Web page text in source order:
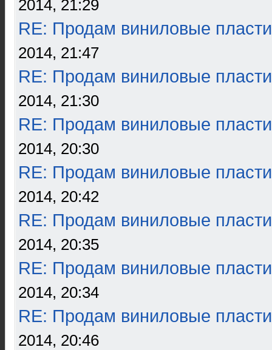
2014, 21:29
RE: Продам виниловые
2014, 21:47
RE: Продам виниловые
2014, 21:30
RE: Продам виниловые
2014, 20:30
RE: Продам виниловые
2014, 20:42
RE: Продам виниловые
2014, 20:35
RE: Продам виниловые
2014, 20:34
RE: Продам виниловые
2014, 20:46